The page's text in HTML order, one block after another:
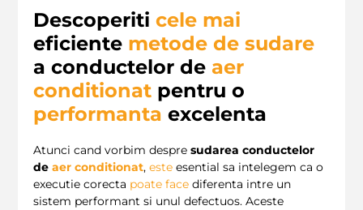
Descoperiti cele mai
eficiente metode de sudare
a conductelor de aer
conditionat pentru o
performanta excelenta
Atunci cand vorbim despre sudarea conductelor
de aer conditionat, este esential sa intelegem ca o
executie corecta poate face diferenta intre un
sistem performant si unul defectuos. Aceste